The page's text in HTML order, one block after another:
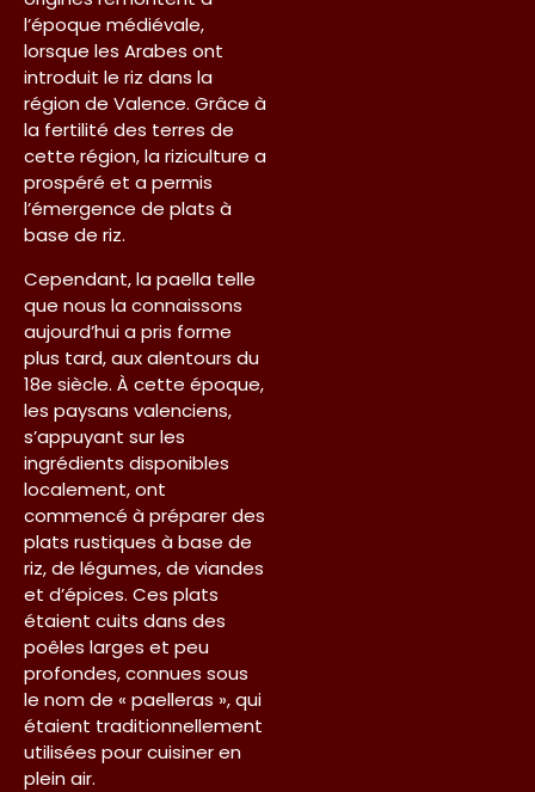
l’époque médiévale,
lorsque les Arabes ont
introduit le riz dans la
région de Valence. Grâce à
la fertilité des terres de
cette région, la riziculture a
prospéré et a permis
l’émergence de plats à
base de riz.
Cependant, la paella telle
que nous la connaissons
aujourd’hui a pris forme
plus tard, aux alentours du
18e siècle. À cette époque,
les paysans valenciens,
s’appuyant sur les
ingrédients disponibles
localement, ont
commencé à préparer des
plats rustiques à base de
riz, de légumes, de viandes
et d’épices. Ces plats
étaient cuits dans des
poêles larges et peu
profondes, connues sous
le nom de « paelleras », qui
étaient traditionnellement
utilisées pour cuisiner en
plein air.